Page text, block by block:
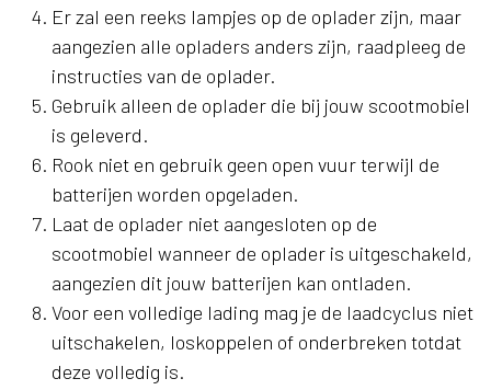
Er zal een reeks lampjes op de oplader zijn, maar
aangezien alle opladers anders zijn, raadpleeg de
instructies van de oplader.
Gebruik alleen de oplader die bij jouw scootmobiel
is geleverd.
Rook niet en gebruik geen open vuur terwijl de
batterijen worden opgeladen.
Laat de oplader niet aangesloten op de
scootmobiel wanneer de oplader is uitgeschakeld,
aangezien dit jouw batterijen kan ontladen.
Voor een volledige lading mag je de laadcyclus niet
uitschakelen, loskoppelen of onderbreken totdat
deze volledig is.